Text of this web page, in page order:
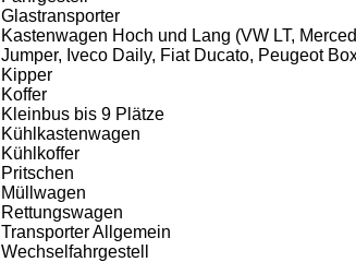
Glastransporter
Kastenwagen Hoch und Lang (VW LT,
Jumper, Iveco Daily, Fiat Ducato, Peugeot
Kipper
Koffer
Kleinbus bis 9 Plätze
Kühlkastenwagen
Kühlkoffer
Pritschen
Müllwagen
Rettungswagen
Transporter Allgemein
Wechselfahrgestell